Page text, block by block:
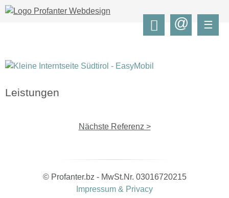
@ ☰
Leistungen
Nächste Referenz >
© Profanter.bz - MwSt.Nr. 03016720215
Impressum & Privacy